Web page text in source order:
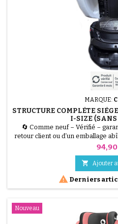
MARQUE:
STRUCTURE COMPLÈTE
I-SIZE (SANS
🔄 Comme neuf – Vérifié –
retour client ou d’un emballage
et 100 % fonctionnel. Restaurez
pour remplacer une coque
votre housse d'origine
Prix
 Ajouter
 Derniers
Nouveau